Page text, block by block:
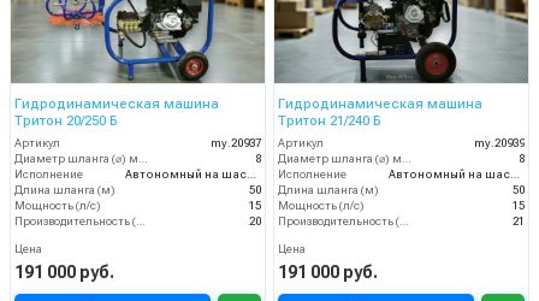
Гидродинамическая машина
Тритон 20/250 Б
Артикул
my.20937
Диаметр шланга (⌀) мм:
8
Исполнение
Автономный на шасси
Длина шланга (м)
50
Мощность (л/с)
15
Производительность (л/мин)
20
Цена
191 000 руб.
Гидродинамическая машина
Тритон 21/240 Б
Артикул
my.20939
Диаметр шланга (⌀) мм:
8
Исполнение
Автономный на шасси
Длина шланга (м)
50
Мощность (л/с)
15
Производительность (л/мин)
21
Цена
191 000 руб.